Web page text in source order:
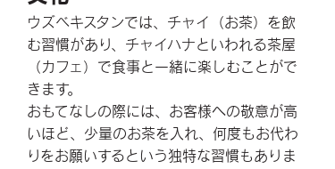
ウズベキスタンでは、チャイ（お茶）を飲
む習慣があり、チャイハナといわれる茶屋
（カフェ）で食事と一緒に楽しむことがで
きます。
おもてなしの際には、お客様への敬意が高
いほど、少量のお茶を入れ、何度もお代わ
りをお願いするという独特な習慣もありま